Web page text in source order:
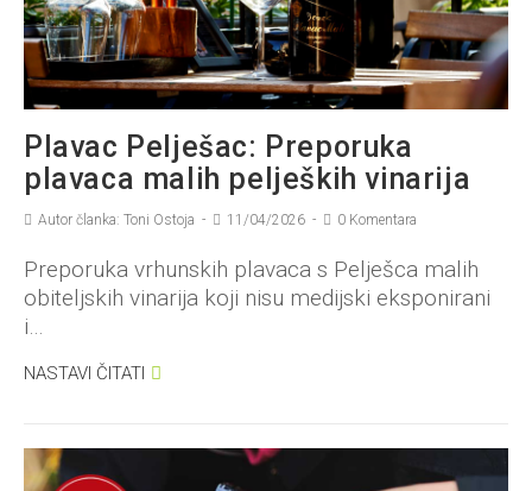
Plavac Pelješac: Preporuka
plavaca malih peljeških vinarija
Autor članka: Toni Ostoja 11/04/2026 0 Komentara
Preporuka vrhunskih plavaca s Pelješca malih
obiteljskih vinarija koji nisu medijski eksponirani
i…
NASTAVI ČITATI